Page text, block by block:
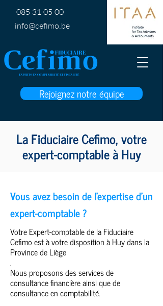
085 31 05 00
info@cefimo.be
Rejoignez notre équipe
La Fiduciaire Cefimo, votre
expert-comptable à Huy
Vous avez besoin de l’expertise d’un
expert-comptable ?
Votre Expert-comptable de la Fiduciaire
Cefimo est à votre disposition à Huy dans la
Province de Liège
.
Nous proposons des services de
consultance financière ainsi que de
consultance en comptabilité.